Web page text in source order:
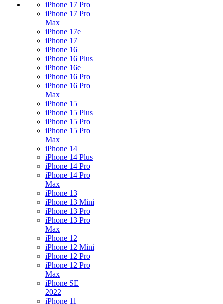
iPhone 17 Pro
iPhone 17 Pro
Max
iPhone 17e
iPhone 17
iPhone 16
iPhone 16 Plus
iPhone 16e
iPhone 16 Pro
iPhone 16 Pro
Max
iPhone 15
iPhone 15 Plus
iPhone 15 Pro
iPhone 15 Pro
Max
iPhone 14
iPhone 14 Plus
iPhone 14 Pro
iPhone 14 Pro
Max
iPhone 13
iPhone 13 Mini
iPhone 13 Pro
iPhone 13 Pro
Max
iPhone 12
iPhone 12 Mini
iPhone 12 Pro
iPhone 12 Pro
Max
iPhone SE
2022
iPhone 11